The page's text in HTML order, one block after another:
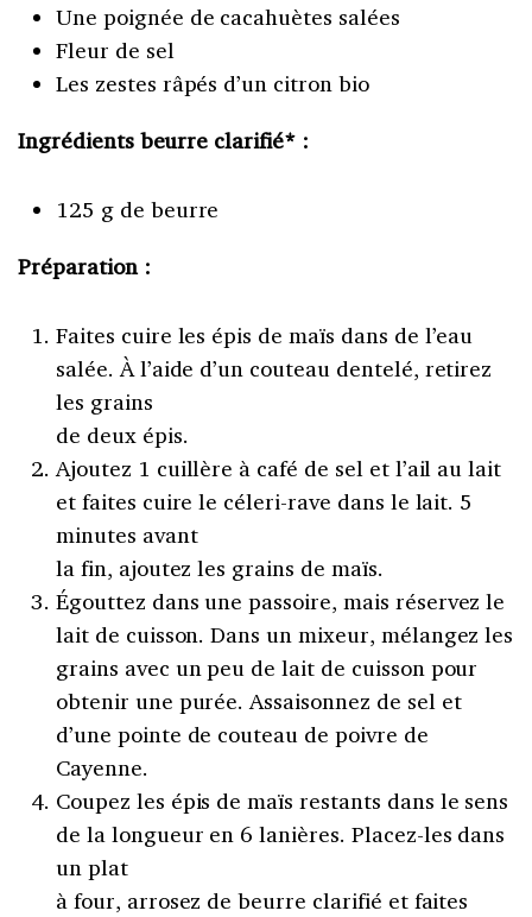
Une poignée de cacahuètes salées
Fleur de sel
Les zestes râpés d’un citron bio
Ingrédients beurre clarifié* :
125 g de beurre
Préparation :
Faites cuire les épis de maïs dans de l’eau
salée. À l’aide d’un couteau dentelé, retirez
les grains
de deux épis.
Ajoutez 1 cuillère à café de sel et l’ail au lait
et faites cuire le céleri-rave dans le lait. 5
minutes avant
la fin, ajoutez les grains de maïs.
Égouttez dans une passoire, mais réservez le
lait de cuisson. Dans un mixeur, mélangez les
grains avec un peu de lait de cuisson pour
obtenir une purée. Assaisonnez de sel et
d’une pointe de couteau de poivre de
Cayenne.
Coupez les épis de maïs restants dans le sens
de la longueur en 6 lanières. Placez-les dans
un plat
à four, arrosez de beurre clarifié et faites